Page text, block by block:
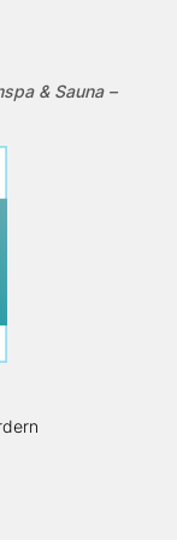
& Sauna –